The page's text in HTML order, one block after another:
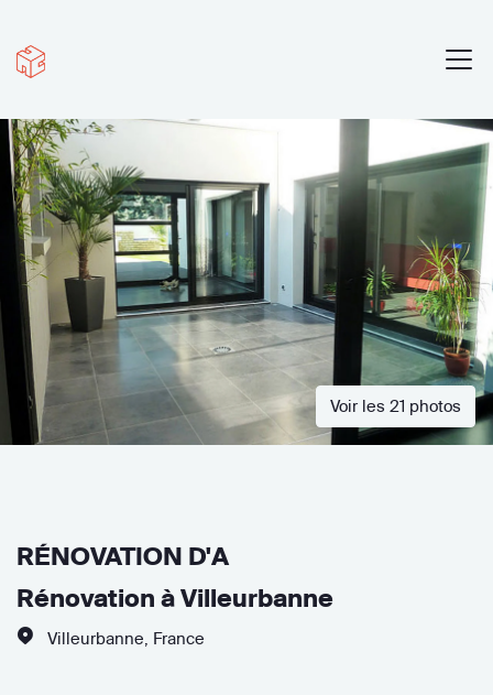
Voir les 21 photos
RÉNOVATION D'A
Rénovation à Villeurbanne
Villeurbanne France